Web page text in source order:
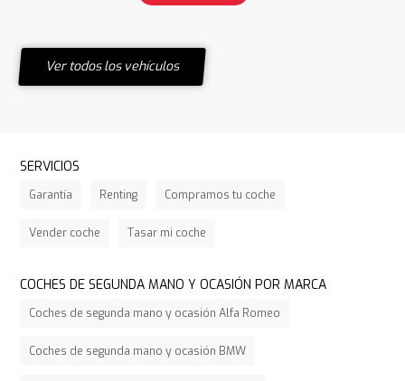
Ver todos los vehículos
SERVICIOS
Garantía Renting Compramos tu coche
Vender coche Tasar mi coche
COCHES DE SEGUNDA MANO Y OCASIÓN POR MARCA
Coches de segunda mano y ocasión Alfa Romeo
Coches de segunda mano y ocasión BMW